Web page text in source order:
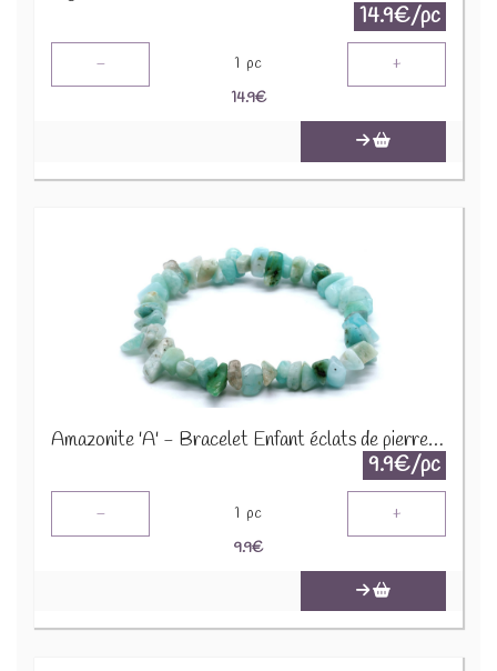
14.9€/pc
- 1 pc +
14.9€
Amazonite 'A' - Bracelet Enfant éclats de pierres BRC-AMZX
9.9€/pc
- 1 pc +
9.9€